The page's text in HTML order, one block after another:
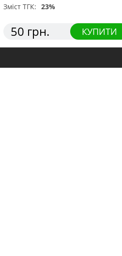
Зміст ТГК: 23%
50 грн. КУПИТИ